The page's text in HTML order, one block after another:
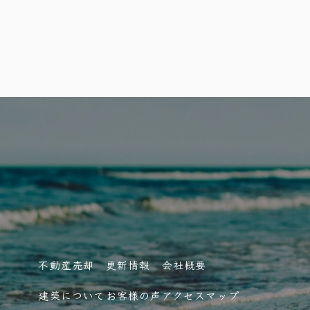
不動産売却
建築について
更新情報
お客様の声
会社概要
アクセスマップ